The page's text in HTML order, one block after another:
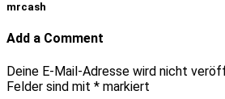
mrcash
Add a Comment
Deine E-Mail-Adresse wird nicht
Felder sind mit * markiert